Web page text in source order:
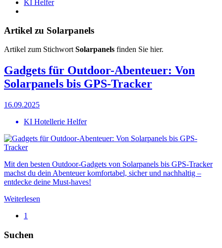
KI Helfer
Artikel zu Solarpanels
Artikel zum StichwortSolarpanels finden Sie hier.
Gadgets für Outdoor-Abenteuer: Von
Solarpanels bis GPS-Tracker
16.09.2025
KI Hotellerie Helfer
Mit den besten Outdoor-Gadgets von Solarpanels bis GPS-Tracker
machst du dein Abenteuer komfortabel, sicher und nachhaltig –
entdecke deine Must-haves!
Weiterlesen
1
Suchen